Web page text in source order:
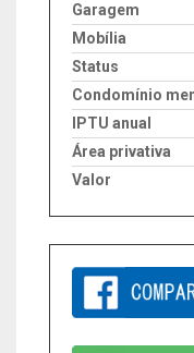
Garagem
Mobília
Status
Condomínio
IPTU anual
Área privativa
Valor